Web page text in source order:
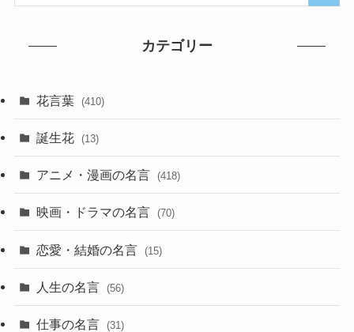
カテゴリー
花言葉 (410)
誕生花 (13)
アニメ・漫画の名言 (418)
映画・ドラマの名言 (70)
恋愛・結婚の名言 (15)
人生の名言 (56)
仕事の名言 (31)